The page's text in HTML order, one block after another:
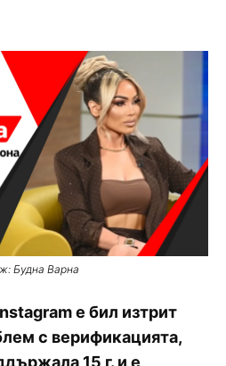
Будна Варна
е бил изтрит
с верификацията,
15 г. и е